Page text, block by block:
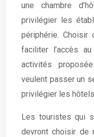
une chambre
privilégier les
périphérie.
faciliter l’accès
activités
veulent passer un
privilégier les
Les touristes qui
devront choisir de